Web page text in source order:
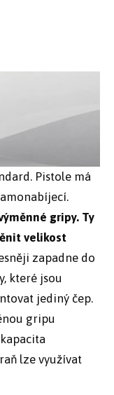
Pistole má
gripy. Ty
velikost
zapadne do
které jsou
jediný čep.
gripu
lze využívat